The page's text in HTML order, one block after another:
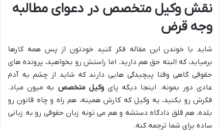
نقش وکیل متخصص در دعوای مطالبه
وجه قرض
شاید با خوندن این مقاله فکر کنید خودتون از پس همه کارها
برمیاید، که البته حق هم دارید. اما راستش رو بخواهید، پرونده های
حقوقی گاهی وقتا پیچیدگی هایی دارند که شاید از چشم یه آدم
عادی دور بمونه. اینجا دیگه پایوکیل متخصص به میون میاد.
فکرش رو بکنید، یه وکیل که کارش همینه، هم راه و چاه قانون رو
بلده، هم قلق دادگاه دستشه و هم می تونه زبان حقوقی رو به زبانی
ساده برای شما ترجمه کنه.